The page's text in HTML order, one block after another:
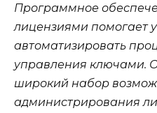
Программное
лицензиями помогает
автоматизировать
управления ключами.
широкий набор
администрирования